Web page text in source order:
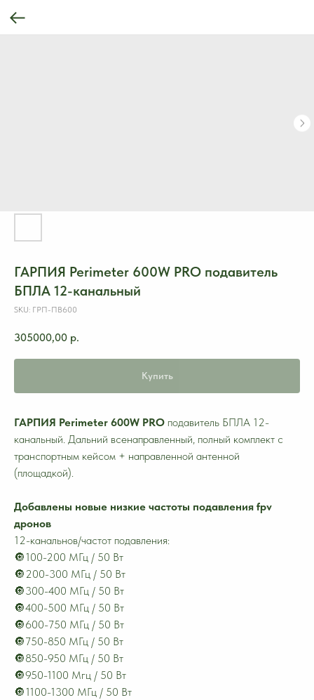
ГАРПИЯ Perimeter 600W PRO подавитель
БПЛА 12-канальный
SKU: ГРП-ПВ600
305000,00 р.
Купить
ГАРПИЯ Perimeter 600W PRO подавитель БПЛА 12-
канальный. Дальний всенаправленный, полный комплект с
транспортным кейсом + направленной антенной
(площадкой).
Добавлены новые низкие частоты подавления fpv
дронов
12-канальнов/частот подавления:
🔘100-200 МГц / 50 Вт
🔘200-300 МГц / 50 Вт
🔘300-400 МГц / 50 Вт
🔘400-500 МГц / 50 Вт
🔘600-750 МГц / 50 Вт
🔘750-850 МГц / 50 Вт
🔘850-950 МГц / 50 Вт
🔘950-1100 Мгц / 50 Вт
🔘1100-1300 МГц / 50 Вт